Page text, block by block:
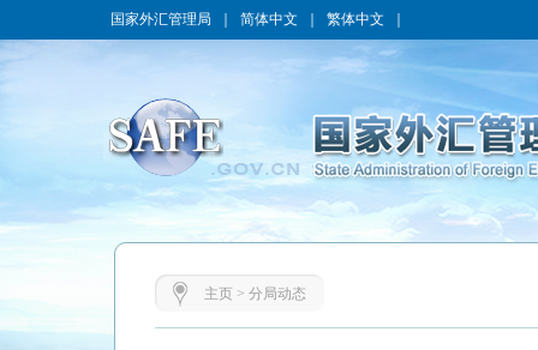
国家外汇管理局 简体中文 繁体中文
主页> 分局动态